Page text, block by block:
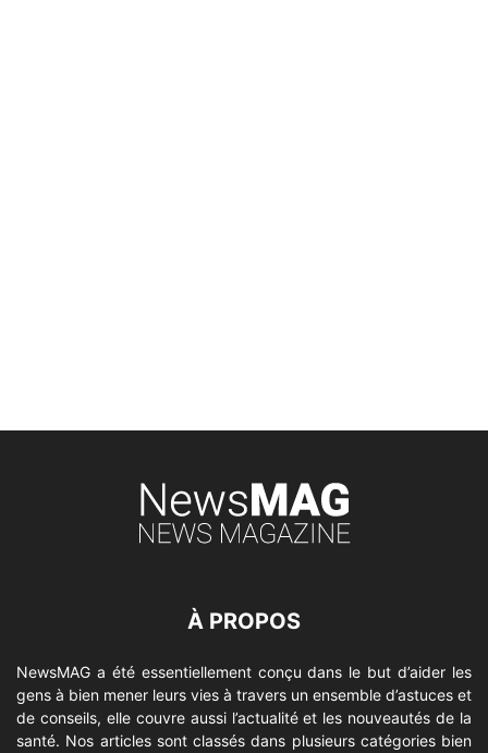
À PROPOS
NewsMAG a été essentiellement conçu dans le but d’aider les
gens à bien mener leurs vies à travers un ensemble d’astuces et
de conseils, elle couvre aussi l’actualité et les nouveautés de la
santé. Nos articles sont classés dans plusieurs catégories bien